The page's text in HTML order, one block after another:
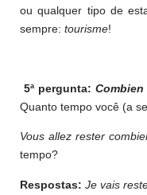
ou qualquer tipo de
sempre: tourisme!
5ª pergunta:
Quanto tempo você (a
Vous allez rester
tempo?
Respostas: Je vais